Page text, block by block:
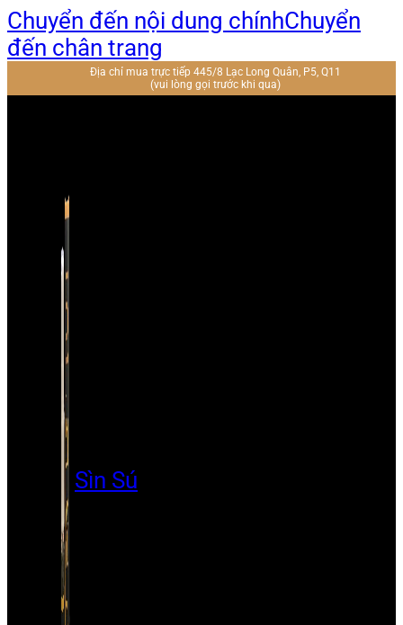
Chuyển đến nội dung chínhChuyển
đến chân trang
Địa chỉ mua trực tiếp 445/8 Lạc Long Quân, P5, Q11
(vui lòng gọi trước khi qua)
Sìn Sú